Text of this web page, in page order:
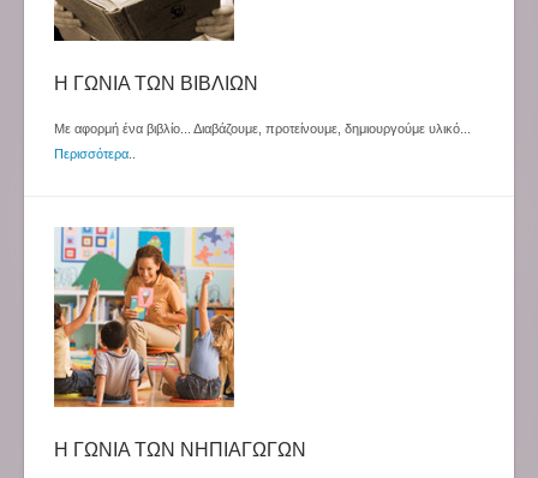
Η ΓΩΝΙΑ ΤΩΝ ΒΙΒΛΙΩΝ
Με αφορμή ένα βιβλίο... Διαβάζουμε, προτείνουμε, δημιουργούμε υλικό...
Περισσότερα
Η ΓΩΝΙΑ ΤΩΝ ΝΗΠΙΑΓΩΓΩΝ